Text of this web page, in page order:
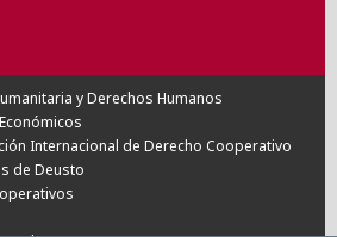
y Derechos Humanos
Internacional de Derecho Cooperativo
de Deusto